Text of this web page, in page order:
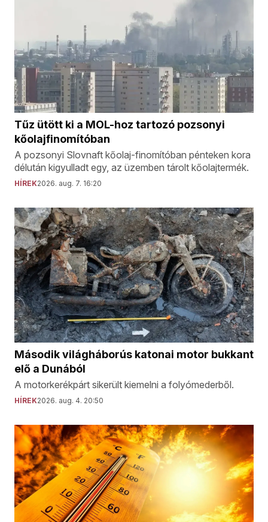
Tűz ütött ki a MOL-hoz tartozó pozsonyi
kőolajfinomítóban
A pozsonyi Slovnaft kőolaj-finomítóban pénteken kora
délután kigyulladt egy, az üzemben tárolt kőolajtermék.
HÍREK2026. aug. 7. 16:20
Második világháborús katonai motor bukkant
elő a Dunából
A motorkerékpárt sikerült kiemelni a folyómederből.
HÍREK2026. aug. 4. 20:50